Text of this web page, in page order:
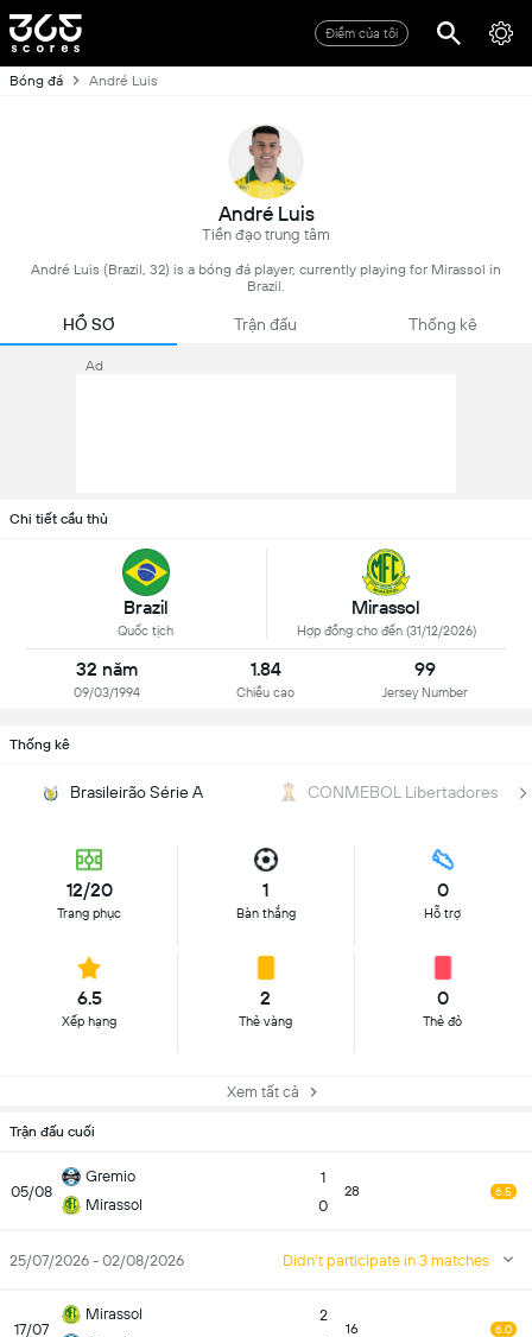
Điểm của tôi
Bóng đá André Luis
André Luis
Tiền đạo trung tâm
André Luis (Brazil, 32) is a bóng đá player, currently playing for Mirassol in
Brazil.
HỒ SƠ Trận đấu Thống kê
Ad
Chi tiết cầu thủ
Brazil
Quốc tịch
Mirassol
Hợp đồng cho đến (31/12/2026)
32 năm
09/03/1994
1.84
Chiều cao
99
Jersey Number
Thống kê
Brasileirão Série A CONMEBOL Libertadores
12/20
Trang phục
1
Bàn thắng
0
Hỗ trợ
6.5
Xếp hạng
2
Thẻ vàng
0
Thẻ đỏ
Xem tất cả
Trận đấu cuối
05/08
Gremio
Mirassol
1
0
28 6.5
25/07/2026 - 02/08/2026 Didn't participate in 3 matches
17/07
Mirassol
2
16 6.0